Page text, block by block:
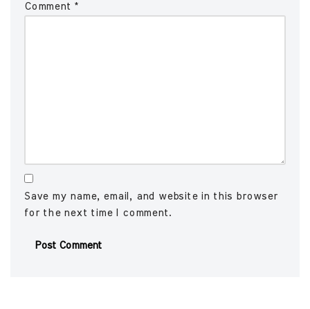
Comment *
Save my name, email, and website in this browser
for the next time I comment.